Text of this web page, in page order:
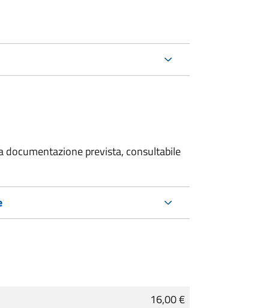
prevista, consultabile
16,00 €